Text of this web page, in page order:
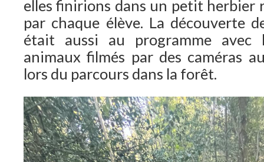
elles finirions dans un petit herbier
par chaque élève. La découverte
était aussi au programme avec
animaux filmés par des caméras
lors du parcours dans la forêt.